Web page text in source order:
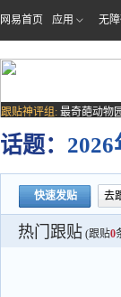
网易首页 应用 无
跟贴神评组: 最奇葩动物
话题：
快速发贴 去
热门跟贴 (跟贴0